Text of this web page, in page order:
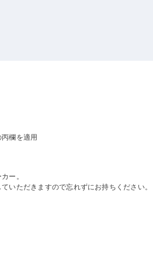
欄を適用
ー。
いただきますので忘れずにお持ちください。